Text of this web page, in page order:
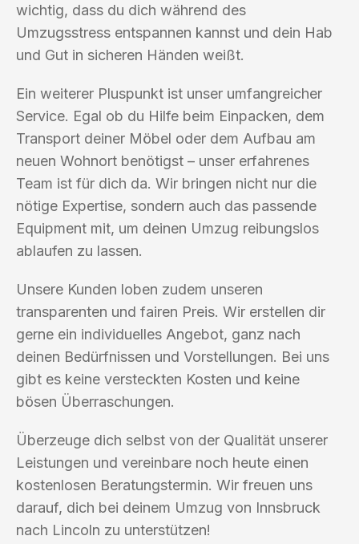
wichtig, dass du dich während des
Umzugsstress entspannen kannst und dein Hab
und Gut in sicheren Händen weißt.
Ein weiterer Pluspunkt ist unser umfangreicher
Service. Egal ob du Hilfe beim Einpacken, dem
Transport deiner Möbel oder dem Aufbau am
neuen Wohnort benötigst – unser erfahrenes
Team ist für dich da. Wir bringen nicht nur die
nötige Expertise, sondern auch das passende
Equipment mit, um deinen Umzug reibungslos
ablaufen zu lassen.
Unsere Kunden loben zudem unseren
transparenten und fairen Preis. Wir erstellen dir
gerne ein individuelles Angebot, ganz nach
deinen Bedürfnissen und Vorstellungen. Bei uns
gibt es keine versteckten Kosten und keine
bösen Überraschungen.
Überzeuge dich selbst von der Qualität unserer
Leistungen und vereinbare noch heute einen
kostenlosen Beratungstermin. Wir freuen uns
darauf, dich bei deinem Umzug von Innsbruck
nach Lincoln zu unterstützen!